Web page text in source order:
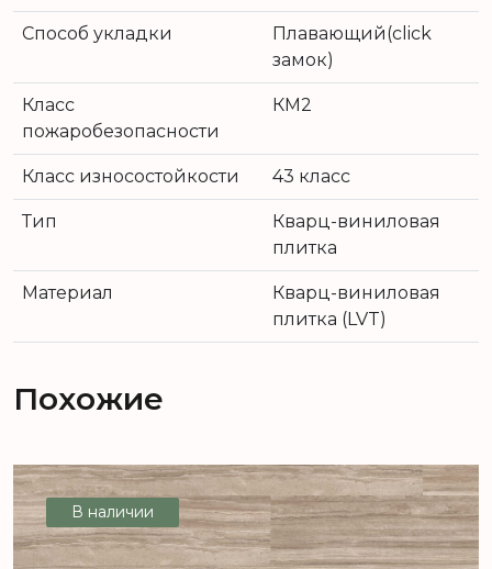
Способ укладки
Плавающий(click
замок)
Класс
пожаробезопасности
КМ2
Класс износостойкости 43 класс
Тип
Кварц-виниловая
плитка
Материал
Кварц-виниловая
плитка (LVT)
Похожие
В наличии